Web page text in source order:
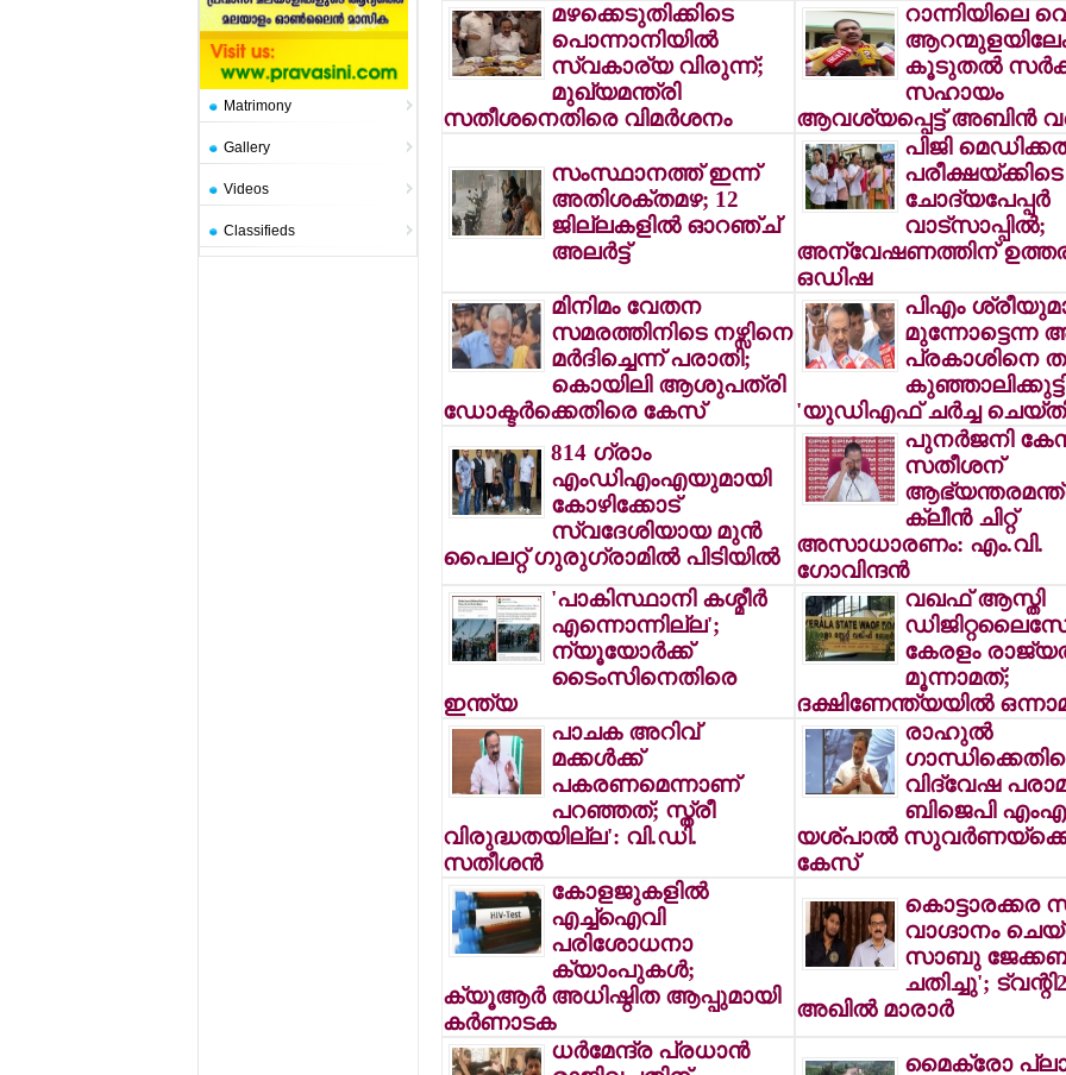
Matrimony
Gallery
Videos
Classifieds
മഴക്കെടുതിക്കിടെ
പൊന്നാനിയില്‍
സ്വകാര്യ വിരുന്ന്;
മുഖ്യമന്ത്രി
സതീശനെതിരെ വിമര്‍ശനം
റാന്നിയിലെ
കൂടുതല്‍
സഹായം
ആവശ്യപ്പെട്ട് അബിന്‍
സംസ്ഥാനത്ത് ഇന്ന്
അതിശക്തമഴ; 12
ജില്ലകളില്‍ ഓറഞ്ച്
അലര്‍ട്ട്
പിജി
പരീക്ഷയ്ക്കിടെ
ചോദ്യപേപ്പര്‍
വാട്സാപ്പില്‍;
അന്വേഷണത്തിന്
ഒഡിഷ
മിനിമം വേതന
സമരത്തിനിടെ നഴ്സിനെ
മര്‍ദിച്ചെന്ന് പരാതി;
കൊയിലി ആശുപത്രി
ഡോക്ടര്‍ക്കെതിരെ കേസ്
പിഎം
മുന്നോട്ടെന്ന
പ്രകാശിനെ
'യുഡിഎഫ് ചര്‍ച്ച
814 ഗ്രാം
എംഡിഎംഎയുമായി
കോഴിക്കോട്
സ്വദേശിയായ മുന്‍
പൈലറ്റ് ഗുരുഗ്രാമില്‍ പിടിയില്‍
പുനര്‍ജനി
സതീശന്
ക്ലീന്‍ ചിറ്റ്
അസാധാരണം: എം.വി.
ഗോവിന്ദന്‍
'പാകിസ്ഥാനി കശ്മീര്‍
എന്നൊന്നില്ല';
ന്യൂയോര്‍ക്ക്
ടൈംസിനെതിരെ
ഇന്ത്യ
വഖഫ് ആസ്തി
കേരളം
മൂന്നാമത്;
ദക്ഷിണേന്ത്യയില്‍
പാചക അറിവ്
മക്കള്‍ക്ക്
പകരണമെന്നാണ്
പറഞ്ഞത്; സ്ത്രീ
വിരുദ്ധതയില്ല': വി.ഡി.
സതീശന്‍
രാഹുല്‍
വിദ്വേഷ
ബിജെപി
യശ്പാല്‍
കേസ്
കോളജുകളില്‍
എച്ച്ഐവി
പരിശോധനാ
ക്യാംപുകള്‍;
ക്യൂആര്‍ അധിഷ്ഠിത ആപ്പുമായി
കര്‍ണാടക
കൊട്ടാരക്കര
വാഗ്ദാനം
സാബു
ചതിച്ചു';
അഖില്‍ മാരാര്‍
ധര്‍മേന്ദ്ര പ്രധാന്‍
മൈക്രോ